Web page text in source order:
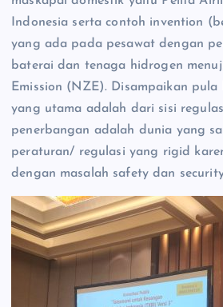
Indonesia serta contoh invention
yang ada pada pesawat dengan
baterai dan tenaga hidrogen
Emission (NZE). Disampaikan
yang utama adalah dari sisi
penerbangan adalah dunia yang
peraturan/ regulasi yang rigid
dengan masalah safety dan